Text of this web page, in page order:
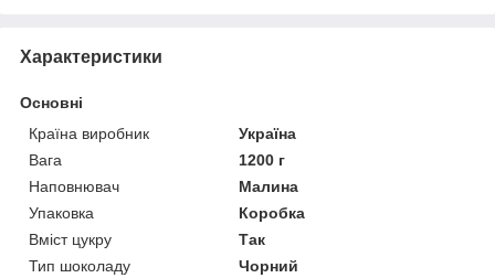
Характеристики
Основні
Країна виробник
Україна
Вага
1200 г
Наповнювач
Малина
Упаковка
Коробка
Вміст цукру
Так
Тип шоколаду
Чорний